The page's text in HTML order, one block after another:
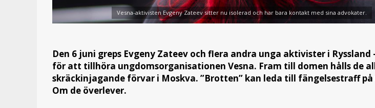
Vesna-aktivisten Evgeny Zateev sitter nu isolerad och har bara kontakt med sina advokater.
Den 6 juni greps Evgeny Zateev och flera andra unga aktivister i Ryssland
för att tillhöra ungdomsorganisationen Vesna. Fram till domen hålls de
skräckinjagande förvar i Moskva. ”Brotten” kan leda till fängelsestraff på
Om de överlever.